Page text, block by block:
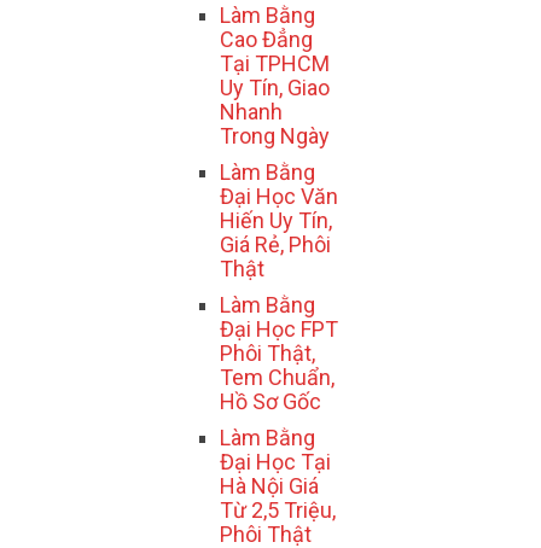
Làm Bằng
Cao Đẳng
Tại TPHCM
Uy Tín, Giao
Nhanh
Trong Ngày
Làm Bằng
Đại Học Văn
Hiến Uy Tín,
Giá Rẻ, Phôi
Thật
Làm Bằng
Đại Học FPT
Phôi Thật,
Tem Chuẩn,
Hồ Sơ Gốc
Làm Bằng
Đại Học Tại
Hà Nội Giá
Từ 2,5 Triệu,
Phôi Thật